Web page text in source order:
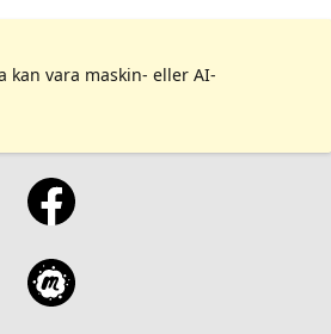
kan vara maskin- eller AI-